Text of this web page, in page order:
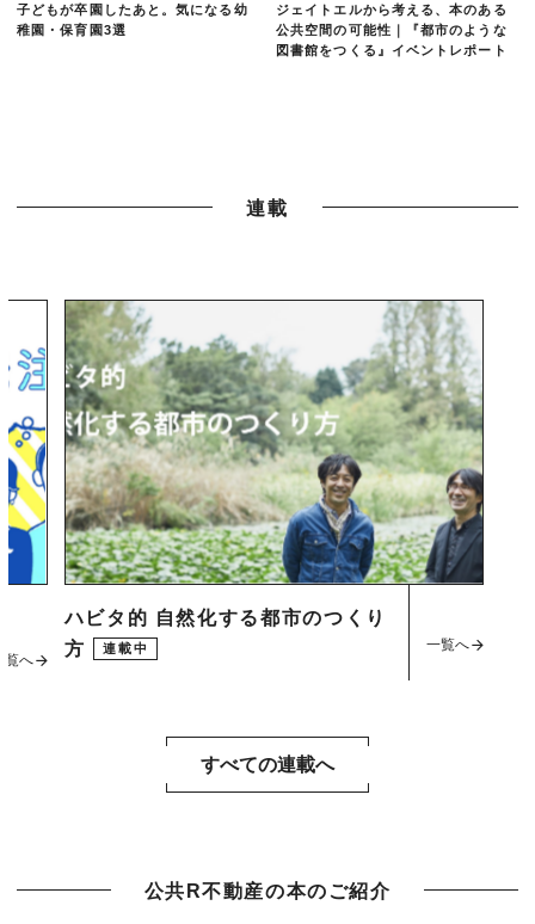
子どもが卒園したあと。気になる幼
稚園・保育園3選
ジェイトエルから考える、本のある
公共空間の可能性｜『都市のような
図書館をつくる』イベントレポート
連載
ハビタ的 自然化する都市のつくり
方
連載中
一覧へ
覧へ
すべての連載へ
公共R不動産の本のご紹介